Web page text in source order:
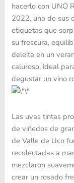
hacerlo con UNO
2022, una de sus
etiquetas que
su frescura,
deleita en un
caluroso, ideal
degustar un vino
Las uvas tintas
de viñedos de
de Valle de Uco
recolectadas a
mezclaron
crear un rosado